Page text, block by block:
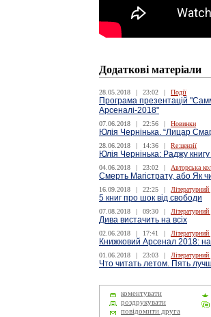
Додаткові матеріали
28.05.2018 | 23:02 | Події
Програма презентацій
Арсеналі-2018"
07.06.2018 | 22:56 | Новинки
Юлія Чернінька. “Лицар
28.06.2018 | 14:36 | Re:цензії
Юлія Чернінька: Раджу
04.06.2018 | 23:02 | Авторська
Смерть Магістрату, або Як
16.09.2018 | 22:25 |
5 книг про шок від свободи
07.08.2018 | 09:30 |
Дива вистачить на всіх
02.06.2018 | 17:41 |
Книжковий Арсенал 2018:
01.06.2018 | 23:03 |
Что читать летом. Пять
коментувати
роздрукувати
повідомити друга